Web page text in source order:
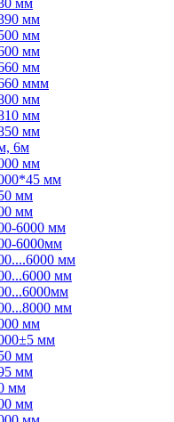
мм
мм
мм
мм
мм
ммм
мм
мм
мм
6м
мм
мм
мм
мм
6000 мм
6000мм
мм
мм
мм
мм
мм
мм
мм
мм
мм